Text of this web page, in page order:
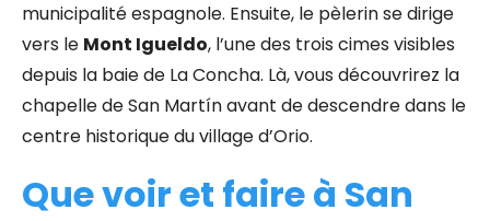
municipalité espagnole. Ensuite, le pèlerin se dirige
vers le Mont Igueldo, l’une des trois cimes visibles
depuis la baie de La Concha. Là, vous découvrirez la
chapelle de San Martín avant de descendre dans le
centre historique du village d’Orio.
Que voir et faire à San